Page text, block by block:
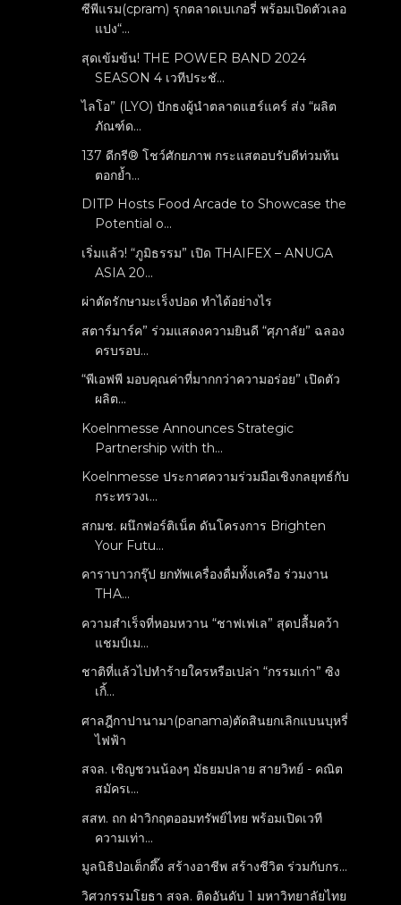
ซีพีแรม(cpram) รุกตลาดเบเกอรี่ พร้อมเปิดตัวเลอ
แปง“...
สุดเข้มข้น! THE POWER BAND 2024
SEASON 4 เวทีประชั...
ไลโอ” (LYO) ปักธงผู้นำตลาดแฮร์แคร์ ส่ง “ผลิต
ภัณฑ์ด...
137 ดีกรี® โชว์ศักยภาพ กระแสตอบรับดีท่วมท้น
ตอกย้ำ...
DITP Hosts Food Arcade to Showcase the
Potential o...
เริ่มแล้ว! “ภูมิธรรม” เปิด THAIFEX – ANUGA
ASIA 20...
ผ่าตัดรักษามะเร็งปอด ทำได้อย่างไร
สตาร์มาร์ค” ร่วมแสดงความยินดี “ศุภาลัย” ฉลอง
ครบรอบ...
“พีเอฟพี มอบคุณค่าที่มากกว่าความอร่อย” เปิดตัว
ผลิต...
Koelnmesse Announces Strategic
Partnership with th...
Koelnmesse ประกาศความร่วมมือเชิงกลยุทธ์กับ
กระทรวงเ...
สกมช. ผนึกฟอร์ติเน็ต ดันโครงการ Brighten
Your Futu...
คาราบาวกรุ๊ป ยกทัพเครื่องดื่มทั้งเครือ ร่วมงาน
THA...
ความสำเร็จที่หอมหวาน “ชาฟเฟเล” สุดปลื้มคว้า
แชมป์เม...
ชาติที่แล้วไปทำร้ายใครหรือเปล่า “กรรมเก่า” ซิง
เกิ้...
ศาลฎีกาปานามา(panama)ตัดสินยกเลิกแบนบุหรี่
ไฟฟ้า
สจล. เชิญชวนน้องๆ มัธยมปลาย สายวิทย์ - คณิต
สมัครเ...
สสท. ถก ฝ่าวิกฤตออมทรัพย์ไทย พร้อมเปิดเวที
ความเท่า...
มูลนิธิป่อเต็กตึ๊ง สร้างอาชีพ สร้างชีวิต ร่วมกับกร...
วิศวกรรมโยธา สจล. ติดอันดับ 1 มหาวิทยาลัยไทย